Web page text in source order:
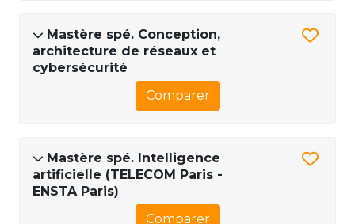
Mastère spé. Conception,
architecture de réseaux et
cybersécurité
Comparer
Mastère spé. Intelligence
artificielle (TELECOM Paris -
ENSTA Paris)
Comparer